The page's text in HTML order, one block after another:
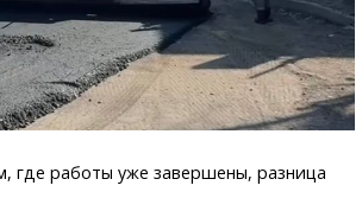
где работы уже завершены, разница